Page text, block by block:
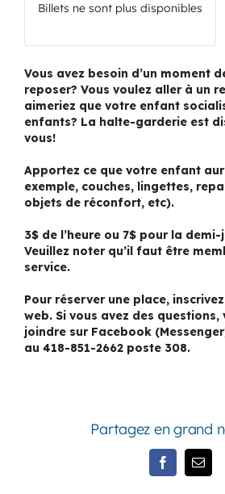
Billets ne sont plus disponibles
Vous avez besoin d’un moment
reposer? Vous voulez aller à un
aimeriez que votre enfant
enfants? La halte-garderie est
vous!
Apportez ce que votre enfant
exemple, couches, lingettes,
objets de réconfort, etc).
3$ de l’heure ou 7$ pour la
Veuillez noter qu’il faut être
service.
Pour réserver une place,
web. Si vous avez des questions,
joindre sur Facebook
au 418-851-2662 poste 308.
Partagez en grand
FacebookEmail